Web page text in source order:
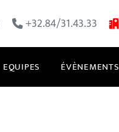
+32.84/31.43.33
EQUIPES ÉVÈNEMENTS